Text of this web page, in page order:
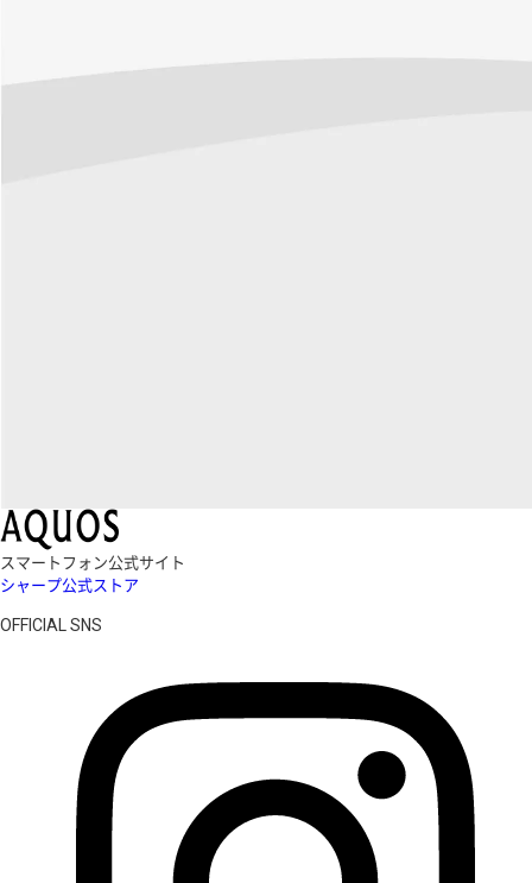
スマートフォン公式サイト
シャープ公式ストア
OFFICIAL SNS